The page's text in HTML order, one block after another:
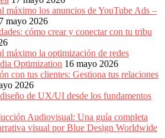
máximo los anuncios de YouTube Ads –
mayo 2026
cómo crear y conectar con tu tribu
máximo la optimización de redes
Optimization 16 mayo 2026
con tus clientes: Gestiona tus relaciones
2026
de UX/UI desde los fundamentos
Audiovisual: Una guía completa
visual por Blue Design Worldwide